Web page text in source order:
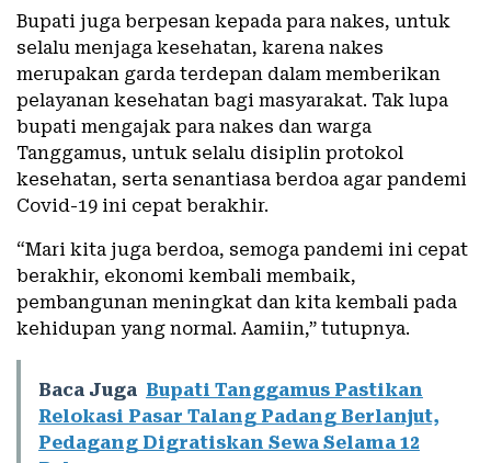
Bupati juga berpesan kepada para nakes, untuk
selalu menjaga kesehatan, karena nakes
merupakan garda terdepan dalam memberikan
pelayanan kesehatan bagi masyarakat. Tak lupa
bupati mengajak para nakes dan warga
Tanggamus, untuk selalu disiplin protokol
kesehatan, serta senantiasa berdoa agar pandemi
Covid-19 ini cepat berakhir.
“Mari kita juga berdoa, semoga pandemi ini cepat
berakhir, ekonomi kembali membaik,
pembangunan meningkat dan kita kembali pada
kehidupan yang normal. Aamiin,” tutupnya.
Baca Juga Bupati Tanggamus Pastikan
Relokasi Pasar Talang Padang Berlanjut,
Pedagang Digratiskan Sewa Selama 12